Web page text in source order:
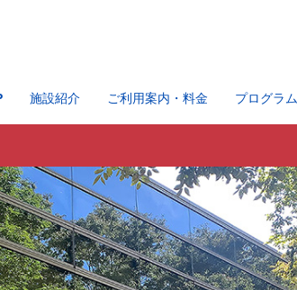
施設紹介 ご利用案内・料金 プログラ